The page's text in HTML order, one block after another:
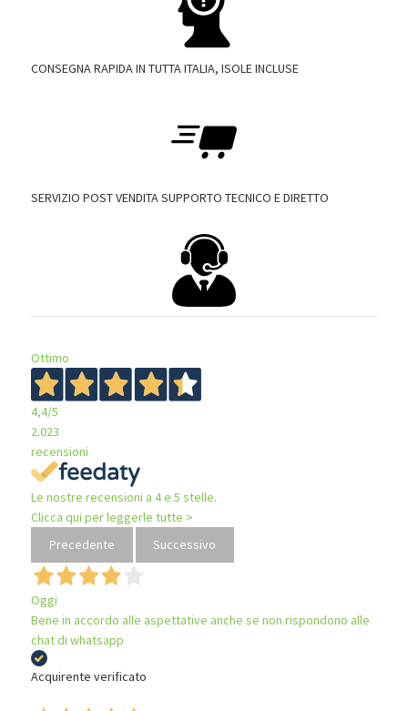
CONSEGNA RAPIDA IN TUTTA ITALIA, ISOLE INCLUSE
SERVIZIO POST VENDITA SUPPORTO TECNICO E DIRETTO
Ottimo
4,4/5
2.023
recensioni
Le nostre recensioni a 4 e 5 stelle.
Clicca qui per leggerle tutte >
Precedente
Successivo
Oggi
Bene in accordo alle aspettative anche se non rispondono alle
chat di whatsapp
Acquirente verificato